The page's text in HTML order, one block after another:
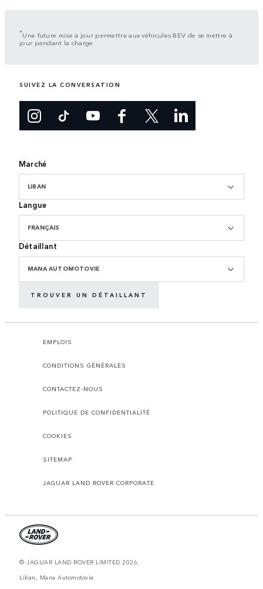
*Une future mise à jour permettra aux véhicules BEV de se mettre à
jour pendant la charge
SUIVEZ LA CONVERSATION
Marché
LIBAN
Langue
FRANÇAIS
Détaillant
MANA AUTOMOTOVIE
TROUVER UN DÉTAILLANT
EMPLOIS
CONDITIONS GÉNÉRALES
CONTACTEZ-NOUS
POLITIQUE DE CONFIDENTIALITÉ
COOKIES
SITEMAP
JAGUAR LAND ROVER CORPORATE
© JAGUAR LAND ROVER LIMITED 2026.
Liban, Mana Automotovie